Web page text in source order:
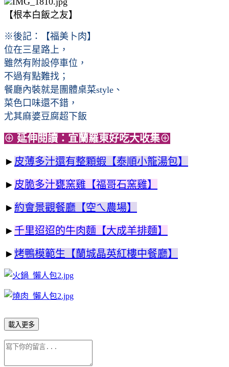
【根本白飯之友】
※後記：【福美卜肉】
位在三星路上，
雖然有附設停車位，
不過有點難找；
餐廳內裝就是團體桌菜style、
菜色口味還不錯，
尤其麻婆豆腐超下飯
⊕ 延伸閱讀：宜蘭羅東好吃大收集⊕
► 皮薄多汁還有整顆蝦【泰順小籠湯包】
► 皮脆多汁甕窯雞【福哥石窯雞】
► 約會景觀餐廳【空ㄟ農場】
► 千里迢迢的牛肉麵【大成羊排麵】
►烤鴨模範生【蘭城晶英紅樓中餐廳】
載入更多